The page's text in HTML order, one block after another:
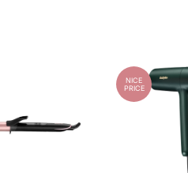
NICE
PRICE